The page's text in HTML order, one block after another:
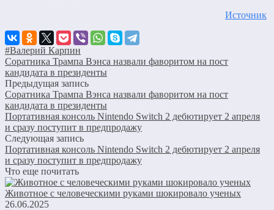
Источник
#Валерий Карпин
Соратника Трампа Вэнса назвали фаворитом на пост
кандидата в президенты
Предыдущая запись
Соратника Трампа Вэнса назвали фаворитом на пост
кандидата в президенты
Портативная консоль Nintendo Switch 2 дебютирует 2 апреля
и сразу поступит в предпродажу
Следующая запись
Портативная консоль Nintendo Switch 2 дебютирует 2 апреля
и сразу поступит в предпродажу
Что еще почитать
Животное с человеческими руками шокировало ученых
26.06.2025